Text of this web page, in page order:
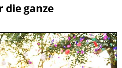
die ganze